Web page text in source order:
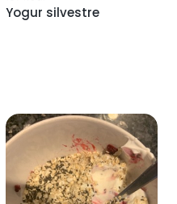
Yogur silvestre